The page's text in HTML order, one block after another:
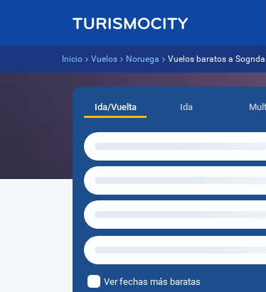
Inicio Vuelos Noruega Vuelos baratos a
Ida/Vuelta Ida
Ver fechas más baratas